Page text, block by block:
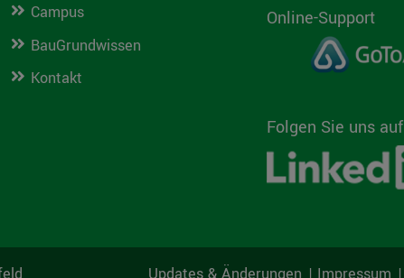
Campus
BauGrundwissen
Kontakt
Online-Support
Folgen Sie uns auf